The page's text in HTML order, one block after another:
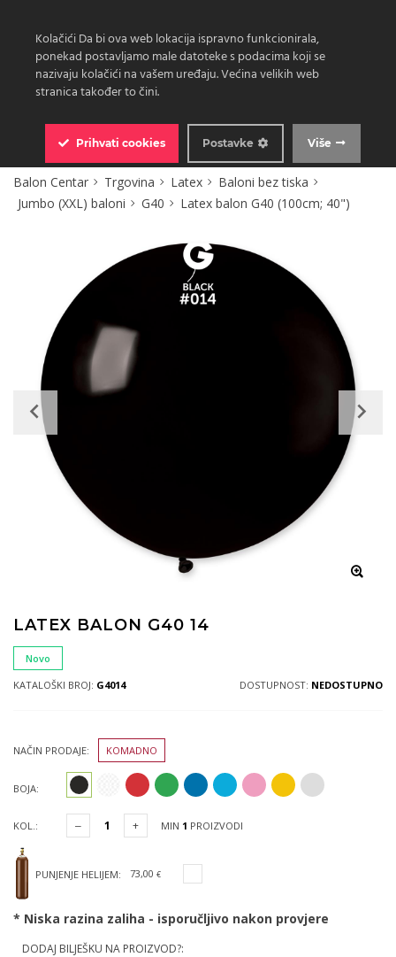
Balon Centar Trgovina Latex
Baloni bez tiska
Jumbo (XXL) baloni
G40 Latex balon G40 (100cm; 40")
LATEX BALON G40 14
Novo
KATALOŠKI BROJ: G4014 DOSTUPNOST: NEDOSTUPNO
NAČIN PRODAJE: KOMADNO
BOJA:
KOL.: MIN 1 PROIZVODI
PUNJENJE HELIJEM: 73,00 €
* Niska razina zaliha - isporučljivo nakon provjere
DODAJ BILJEŠKU NA PROIZVOD?:
Kolačići Da bi ova web lokacija ispravno funkcionirala,
ponekad postavljamo male datoteke s podacima koji se
nazivaju kolačići na vašem uređaju. Većina velikih web
stranica također to čini.
Prihvati cookies Više
Postavke